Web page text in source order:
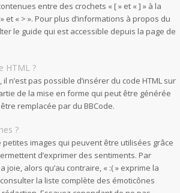
entre des crochets « [ » et « ] » à la
et « > ». Pour plus d’informations à propos du
le guide qui est accessible depuis la page de
HTML ?
n’est pas possible d’insérer du code HTML sur
de la mise en forme qui peut être générée
remplacée par du BBCode.
?
petites images qui peuvent être utilisées grâce
d’exprimer des sentiments. Par
joie, alors qu’au contraire, « :( » exprime la
la liste complète des émoticônes